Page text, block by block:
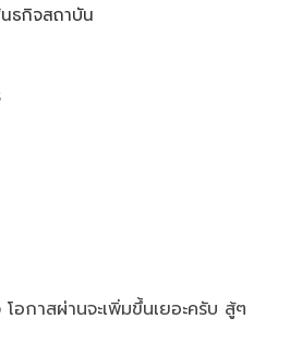
ธกิจสถาบัน
อกาสผ่านจะเพิ่มขึ้นเยอะครับ สู้ๆ